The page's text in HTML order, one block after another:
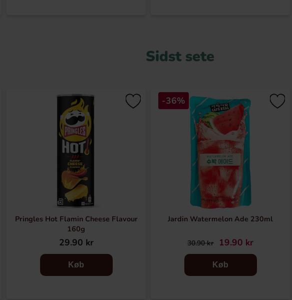
Sidst sete
Pringles Hot Flamin Cheese Flavour
160g
29.90 kr
Køb
-36%
Jardin Watermelon Ade 230ml
30.90 kr 19.90 kr
Køb